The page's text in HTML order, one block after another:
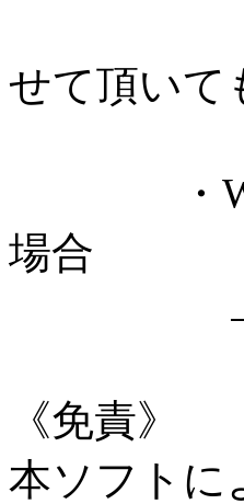
控えて
せて頂いて
・WEB
場合
→ゲーム
《免責》
本ソフトに